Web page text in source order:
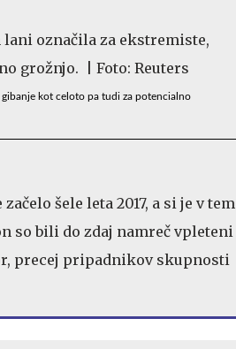
gibanje kot celoto pa tudi za potencialno
šele leta 2017, a si je v tem
so bili do zdaj namreč vpleteni
precej pripadnikov skupnosti